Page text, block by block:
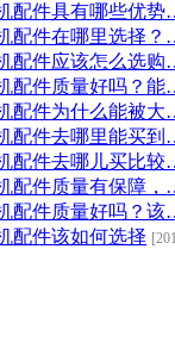
配件具有哪些优
配件在哪里选择
配件应该怎么选
配件质量好吗？
配件为什么能被
配件去哪里能买
配件去哪儿买比
配件质量有保障
配件质量好吗？
配件该如何选择